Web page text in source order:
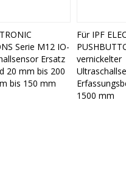
Serie M12 IO-
Ersatz
20 mm bis 200
bis 150 mm
Für IPF
vernickelter
1500 mm